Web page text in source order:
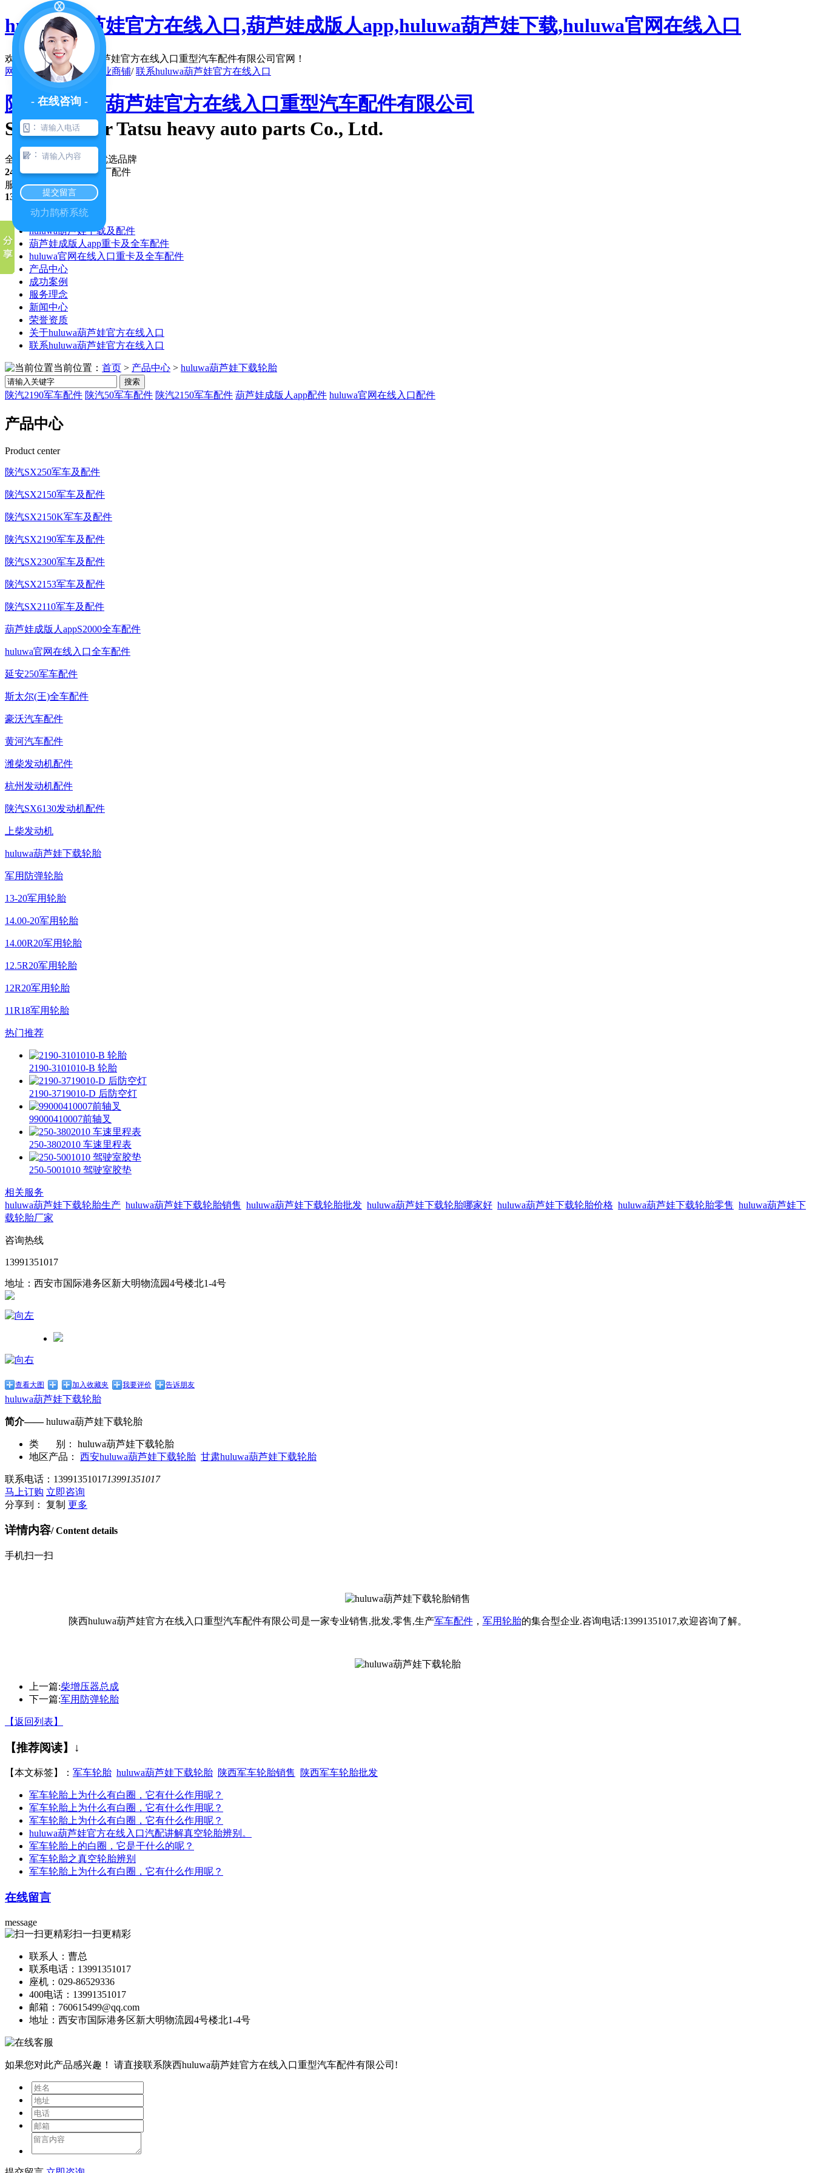
huluwa葫芦娃官方在线入口,葫芦娃成版人app,huluwa葫芦娃下载,huluwa官网在线入口
欢迎访问陕西huluwa葫芦娃官方在线入口重型汽车配件有限公司官网！
网站地图/在线留言/ 企业商铺/联系huluwa葫芦娃官方在线入口
陕西huluwa葫芦娃官方在线入口重型汽车配件有限公司
Shaanxi four Tatsu heavy auto parts Co., Ltd.
全国军(民)车配件行业优选品牌
24年专注，优势纯正原厂配件
服务咨询热线
13991351017
公司首页
huluwa葫芦娃下载及配件
葫芦娃成版人app重卡及全车配件
huluwa官网在线入口重卡及全车配件
产品中心
成功案例
服务理念
新闻中心
荣誉资质
关于huluwa葫芦娃官方在线入口
联系huluwa葫芦娃官方在线入口
当前位置： 首页 > 产品中心 > huluwa葫芦娃下载轮胎
搜索
陕汽2190军车配件 陕汽50军车配件 陕汽2150军车配件 葫芦娃成版人app配件 huluwa官网在线入口配件
产品中心
Product center
陕汽SX250军车及配件
陕汽SX2150军车及配件
陕汽SX2150K军车及配件
陕汽SX2190军车及配件
陕汽SX2300军车及配件
陕汽SX2153军车及配件
陕汽SX2110军车及配件
葫芦娃成版人appS2000全车配件
huluwa官网在线入口全车配件
延安250军车配件
斯太尔(王)全车配件
豪沃汽车配件
黄河汽车配件
潍柴发动机配件
杭州发动机配件
陕汽SX6130发动机配件
上柴发动机
huluwa葫芦娃下载轮胎
军用防弹轮胎
13-20军用轮胎
14.00-20军用轮胎
14.00R20军用轮胎
12.5R20军用轮胎
12R20军用轮胎
11R18军用轮胎
热门推荐
2190-3101010-B 轮胎
2190-3719010-D 后防空灯
99000410007前轴叉
250-3802010 车速里程表
250-5001010 驾驶室胶垫
相关服务
huluwa葫芦娃下载轮胎生产 huluwa葫芦娃下载轮胎销售 huluwa葫芦娃下载轮胎批发 huluwa葫芦娃下载轮胎哪家好 huluwa葫芦娃下载轮胎价格 huluwa葫芦娃下载轮胎零售 huluwa葫芦娃下
载轮胎厂家
咨询热线
13991351017
地址：西安市国际港务区新大明物流园4号楼北1-4号
查看大图 加入收藏夹 我要评价 告诉朋友
huluwa葫芦娃下载轮胎
简介——huluwa葫芦娃下载轮胎
类 别：
huluwa葫芦娃下载轮胎
地区产品：
西安huluwa葫芦娃下载轮胎 甘肃huluwa葫芦娃下载轮胎
联系电话： 1399135101713991351017
马上订购 立即咨询
分享到：
复制 更多
详情内容/ Content details
手机扫一扫
陕西huluwa葫芦娃官方在线入口重型汽车配件有限公司是一家专业销售,批发,零售,生产军车配件， 军用轮胎的集合型企业.咨询电话:13991351017,欢迎咨询了解。
上一篇:柴增压器总成
下一篇:军用防弹轮胎
【返回列表】
【推荐阅读】↓
【本文标签】： 军车轮胎 huluwa葫芦娃下载轮胎 陕西军车轮胎销售 陕西军车轮胎批发
军车轮胎上为什么有白圈，它有什么作用呢？
军车轮胎上为什么有白圈，它有什么作用呢？
军车轮胎上为什么有白圈，它有什么作用呢？
huluwa葫芦娃官方在线入口汽配讲解真空轮胎辨别。
军车轮胎上的白圈，它是干什么的呢？
军车轮胎之真空轮胎辨别
军车轮胎上为什么有白圈，它有什么作用呢？
在线留言
message
扫一扫更精彩
联系人：曹总
联系电话：13991351017
座机：029-86529336
400电话：13991351017
邮箱：760615499@qq.com
地址：西安市国际港务区新大明物流园4号楼北1-4号
如果您对此产品感兴趣！ 请直接联系陕西huluwa葫芦娃官方在线入口重型汽车配件有限公司!
- 在线咨询 -
：
：
提交留言
动力鹊桥系统